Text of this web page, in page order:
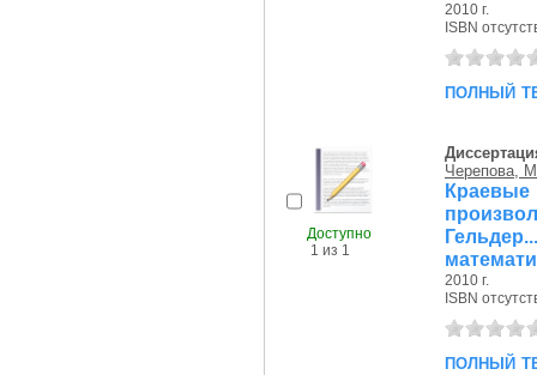
2010 г.
ISBN
полный
Доступно
1 из 1
Черепова,
2010 г.
ISBN
полный